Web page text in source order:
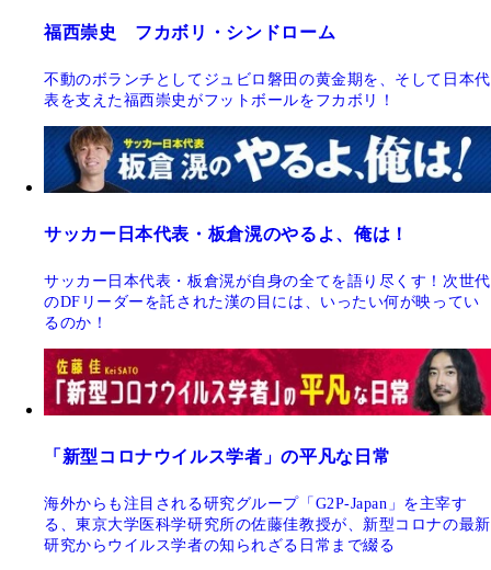
福西崇史 フカボリ・シンドローム
不動のボランチとしてジュビロ磐田の黄金期を、そして日本代
表を支えた福西崇史がフットボールをフカボリ！
サッカー日本代表・板倉滉のやるよ、俺は！
サッカー日本代表・板倉滉が自身の全てを語り尽くす！次世代
のDFリーダーを託された漢の目には、いったい何が映ってい
るのか！
「新型コロナウイルス学者」の平凡な日常
海外からも注目される研究グループ「G2P-Japan」を主宰す
る、東京大学医科学研究所の佐藤佳教授が、新型コロナの最新
研究からウイルス学者の知られざる日常まで綴る